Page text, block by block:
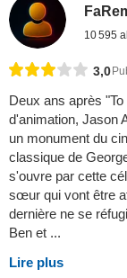
10 595
3,0
Deux ans après
d'animation, Jason
un monument du
classique de
s'ouvre par cette
sœur qui vont être
dernière ne se
Ben et ...
Lire plus